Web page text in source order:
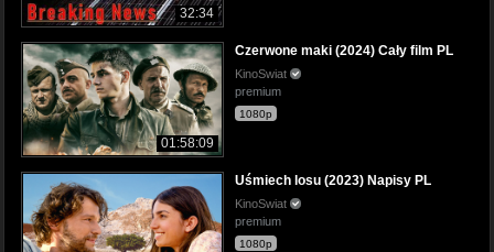
32:34
01:58:09
Czerwone maki (2024) Cały film PL
KinoSwiat
premium
1080p
Uśmiech losu (2023) Napisy PL
KinoSwiat
premium
1080p